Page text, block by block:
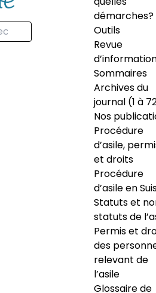
démarches?
Outils
Revue
Sommaires
Archives du
journal (1 à
Nos
Procédure
d’asile,
et droits
Procédure
d’asile en
Statuts et
statuts de
Permis et
des
relevant de
l’asile
Glossaire de